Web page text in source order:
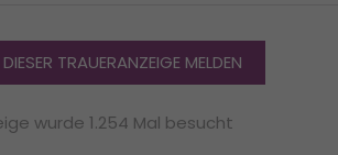
DIESER TRAUERANZEIGE MELDEN
wurde 1.254 Mal besucht